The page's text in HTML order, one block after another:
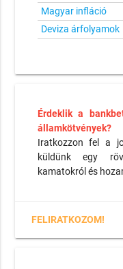
Magyar infláció
Deviza árfolyamok
Érdeklik a
államkötvények?
Iratkozzon fel a
küldünk egy
kamatokról és
FELIRATKOZOM!